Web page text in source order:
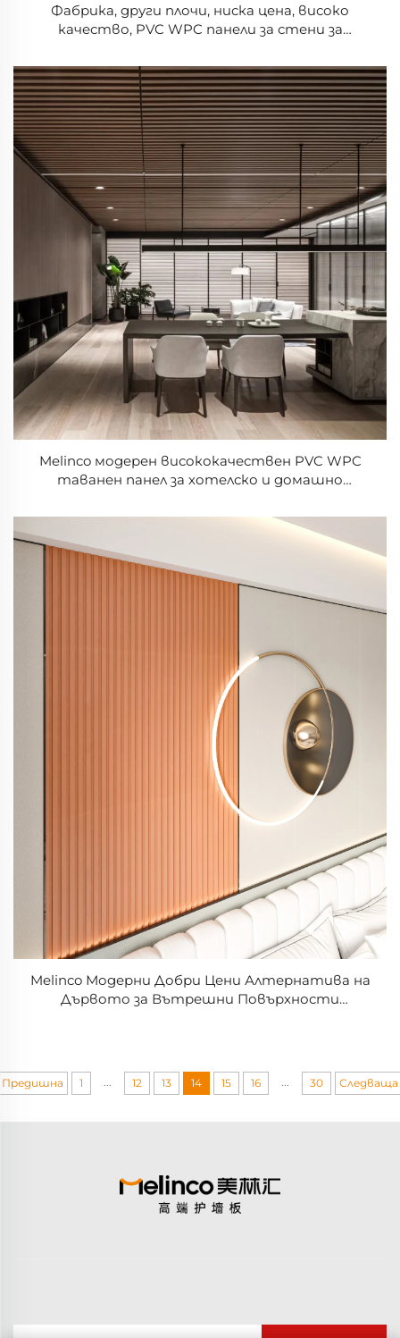
Фабрика, други плочи, ниска цена, високо
качество, PVC WPC панели за стени за
панели
Melinco модерен висококачествен PVC WPC
таванен панел за хотелско и домашно
Melinco Модерни Добри Цени Алтернатива на
Дървото за Вътрешни Повърхности
Предишна 1 ... 12 13 14 15 16 ... 30 Следваща